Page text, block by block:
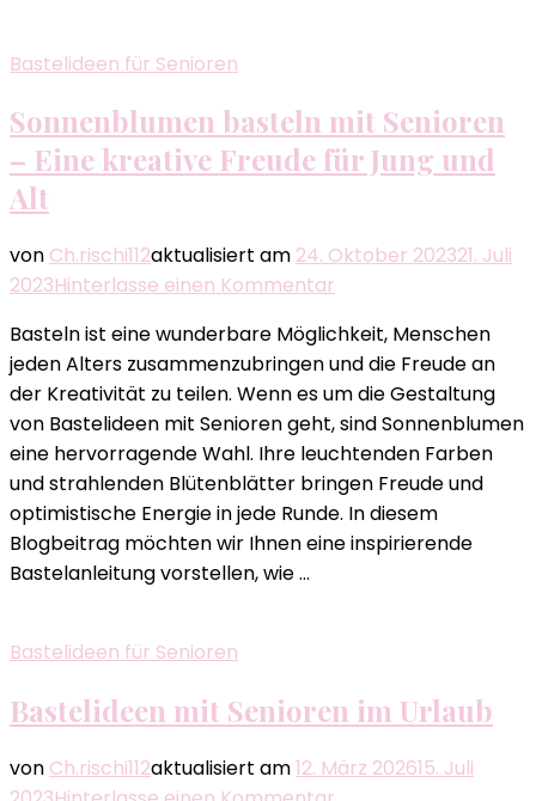
Bastelideen für Senioren
Sonnenblumen basteln mit Senioren
– Eine kreative Freude für Jung und
Alt
von Ch.rischi112aktualisiert am 24. Oktober 202321. Juli
2023Hinterlasse einen Kommentar
basteln
mit
Senioren
–
Eine
kreative
Freude
für
Basteln ist eine wunderbare Möglichkeit, Menschen
jeden Alters zusammenzubringen und die Freude an
der Kreativität zu teilen. Wenn es um die Gestaltung
von Bastelideen mit Senioren geht, sind Sonnenblumen
eine hervorragende Wahl. Ihre leuchtenden Farben
und strahlenden Blütenblätter bringen Freude und
optimistische Energie in jede Runde. In diesem
Blogbeitrag möchten wir Ihnen eine inspirierende
Bastelanleitung vorstellen, wie …
Bastelideen für Senioren
Bastelideen mit Senioren im Urlaub
von Ch.rischi112aktualisiert am12. März 202615. Juli